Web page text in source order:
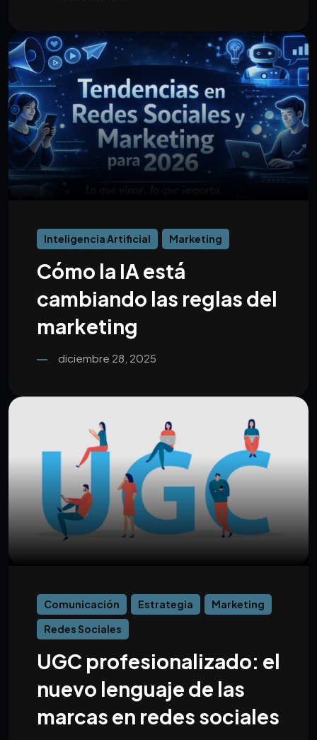
Inteligencia Artificial Marketing
Cómo la IA está
cambiando las reglas del
marketing
diciembre 28, 2025
Comunicación Estrategia
Marketing
Redes Sociales
UGC profesionalizado: el
nuevo lenguaje de las
marcas en redes sociales